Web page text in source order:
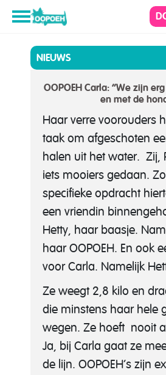
NIEUWS
OOPOEH Carla: “We zijn
en met de
Haar verre voorouders
taak om afgeschoten
halen uit het water. Zij,
iets mooiers gedaan.
specifieke opdracht
een vriendin
Hetty, haar baasje.
haar OOPOEH. En ook
voor Carla. Namelijk
Ze weegt 2,8 kilo en
die minstens haar hele
wegen. Ze hoeft nooit
Ja, bij Carla gaat ze
de lijn. OOPOEH’s zijn